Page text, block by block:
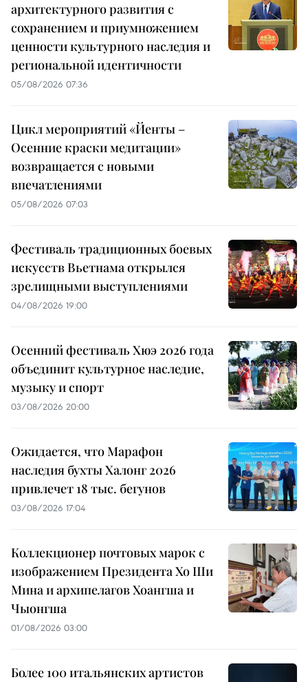
архитектурного развития с
сохранением и приумножением
ценности культурного наследия и
региональной идентичности
05/08/2026 07:36
Цикл мероприятий «Йенты –
Осенние краски медитации»
возвращается с новыми
впечатлениями
05/08/2026 07:03
Фестиваль традиционных боевых
искусств Вьетнама открылся
зрелищными выступлениями
04/08/2026 19:00
Осенний фестиваль Хюэ 2026 года
объединит культурное наследие,
музыку и спорт
03/08/2026 20:00
Ожидается, что Марафон
наследия бухты Халонг 2026
привлечет 18 тыс. бегунов
03/08/2026 17:04
Коллекционер почтовых марок с
изображением Президента Хо Ши
Мина и архипелагов Хоангша и
Чыонгша
01/08/2026 03:00
Более 100 итальянских артистов